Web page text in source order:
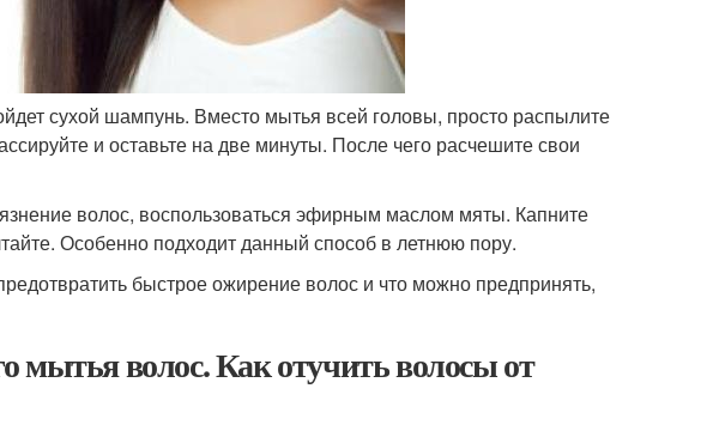
сухой шампунь. Вместо мытья всей головы, просто распылите
и оставьте на две минуты. После чего расчешите свои
волос, воспользоваться эфирным маслом мяты. Капните
Особенно подходит данный способ в летнюю пору.
быстрое ожирение волос и что можно предпринять,
мытья волос. Как отучить волосы от